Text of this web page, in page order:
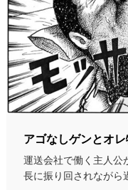
アゴなしゲンとオ
運送会社で働く主人公
長に振り回されながら